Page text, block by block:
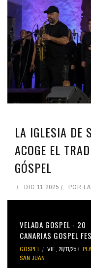
LA IGLESIA DE
ACOGE EL
GÓSPEL
DIC 11 2025 POR
VELADA GOSPEL - 20
CANARIAS GOSPEL
GÓSPEL VIE, 28/11/25
SAN JUAN